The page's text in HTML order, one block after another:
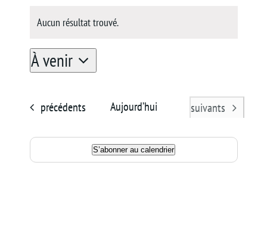
Rechercher:
Mon Compte
Notice
Aucun résultat trouvé.
À venir
Sélectionnez
date.
Évènements
précédents Aujourd’hui Évènements
suivants
S’abonner au calendrier